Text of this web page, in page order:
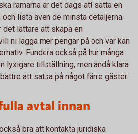
ramarna är det dags att sätta en
och lista även de minsta detaljerna.
det lättare att skapa en
ni lägga mer pengar på och var kan
Fundera också på hur många
lyxigare tillställning, men ändå klara
att satsa på något färre gäster.
avtal innan
bra att kontakta juridiska